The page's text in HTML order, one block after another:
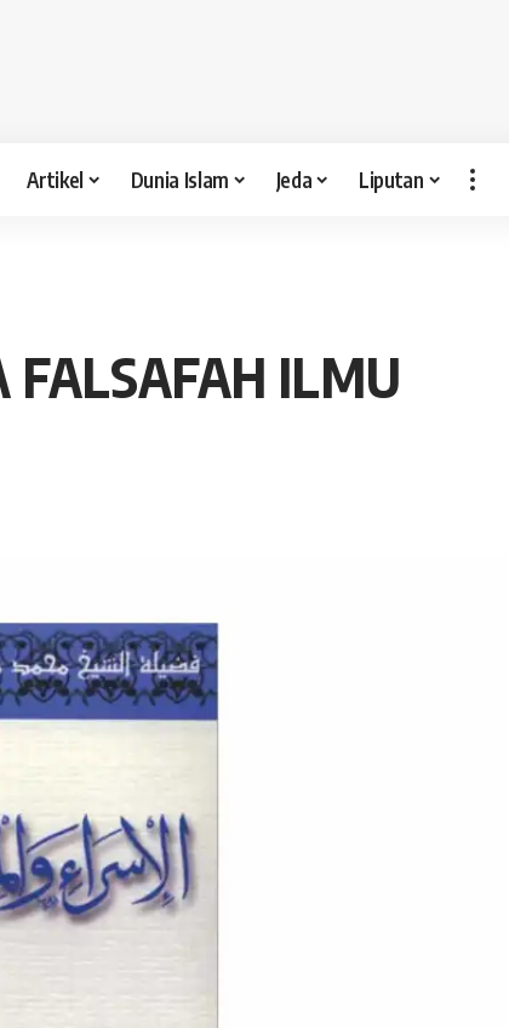
Artikel Dunia Islam Jeda Liputan
FALSAFAH ILMU